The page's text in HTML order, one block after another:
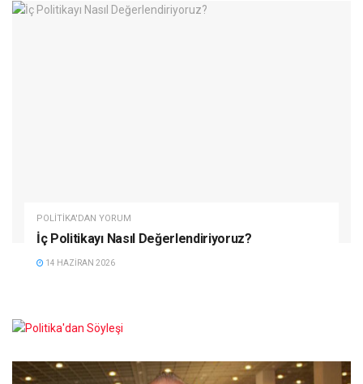
POLITIKA'DAN YORUM
İç Politikayı Nasıl Değerlendiriyoruz?
14 HAZIRAN 2026